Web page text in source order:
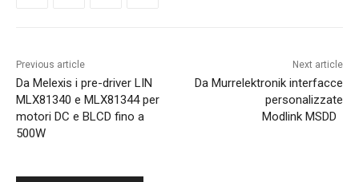
Previous article
Da Melexis i pre-driver LIN
MLX81340 e MLX81344 per
motori DC e BLCD fino a
500W
Next article
Da Murrelektronik interfacce
personalizzate
Modlink MSDD